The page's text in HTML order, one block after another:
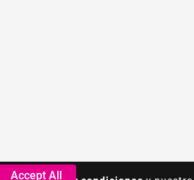
Accept All
Accept All